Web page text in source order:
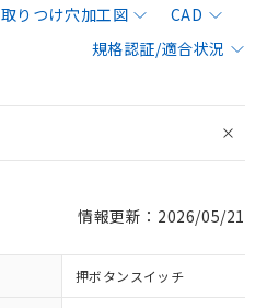
取りつけ穴加工図
CAD
規格認証/適合状況
情報更新：2026/05/21
押ボタンスイッチ